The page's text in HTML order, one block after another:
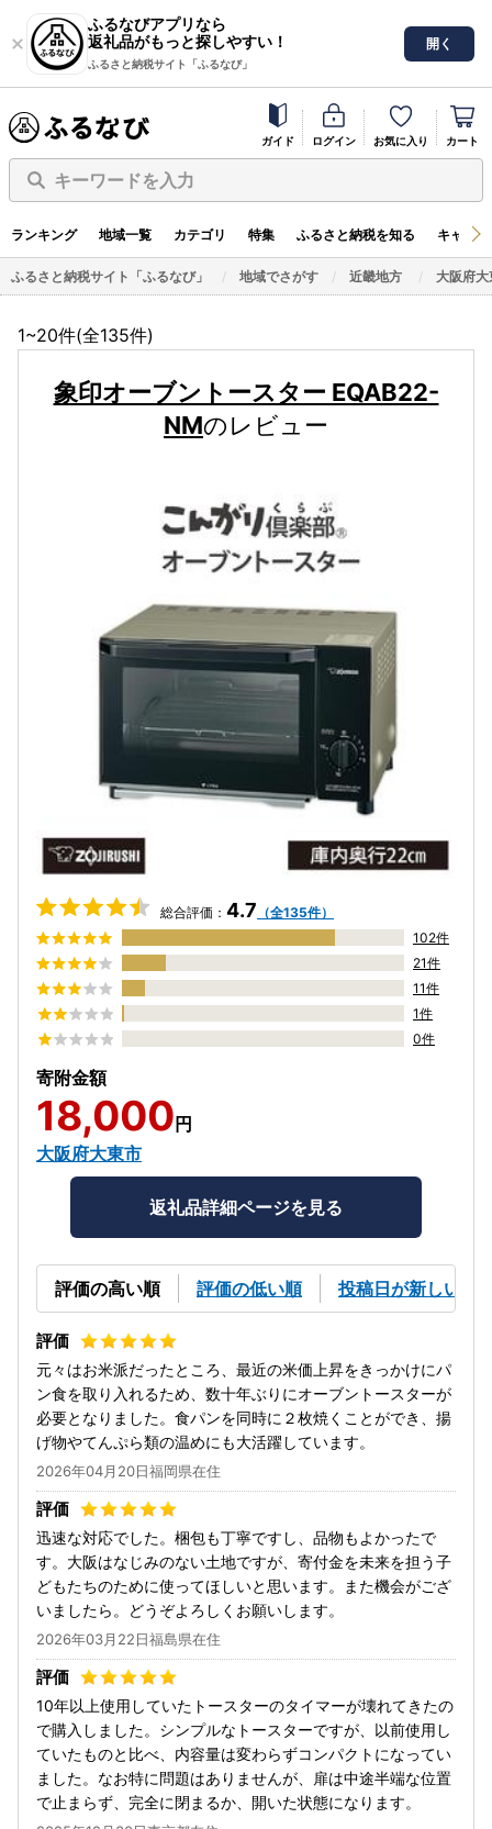
ふるなびアプリなら
返礼品がもっと探しやすい！
ふるさと納税サイト「ふるなび」
開く
ガイド ログイン お気に入り カート
キーワードを入力
ランキング 地域一覧 カテゴリ 特集 ふるさと納税を知る キャン
ふるさと納税サイト「ふるなび」 地域でさがす 近畿地方 大阪府大
1~20件(全135件)
象印オーブントースター EQAB22-
NMのレビュー
総合評価： 4.7 （全135件）
102件
21件
11件
1件
0件
寄附金額
18,000 円
大阪府大東市
返礼品詳細ページを見る
評価の高い順 評価の低い順 投稿日が新しい順
元々はお米派だったところ、最近の米価上昇をきっかけにパ
ン食を取り入れるため、数十年ぶりにオーブントースターが
必要となりました。食パンを同時に２枚焼くことができ、揚
げ物やてんぷら類の温めにも大活躍しています。
2026年04月20日福岡県在住
迅速な対応でした。梱包も丁寧ですし、品物もよかったで
す。大阪はなじみのない土地ですが、寄付金を未来を担う子
どもたちのために使ってほしいと思います。また機会がござ
いましたら。どうぞよろしくお願いします。
2026年03月22日福島県在住
10年以上使用していたトースターのタイマーが壊れてきたの
で購入しました。シンプルなトースターですが、以前使用し
ていたものと比べ、内容量は変わらずコンパクトになってい
ました。なお特に問題はありませんが、扉は中途半端な位置
で止まらず、完全に閉まるか、開いた状態になります。